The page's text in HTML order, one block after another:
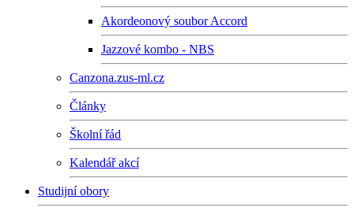
Akordeonový soubor Accord
Jazzové kombo - NBS
Canzona.zus-ml.cz
Články
Školní řád
Kalendář akcí
Studijní obory